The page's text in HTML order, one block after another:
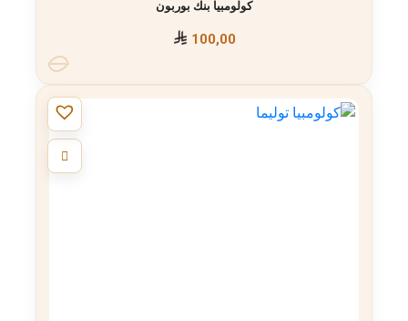
كولومبيا بنك بوربون
100,00